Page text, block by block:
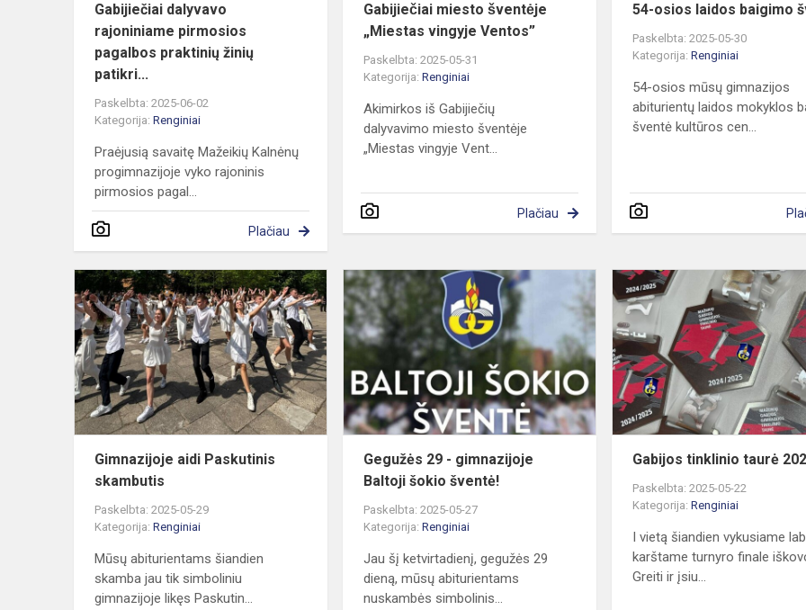
Gabijiečiai dalyvavo
rajoniniame pirmosios
pagalbos praktinių žinių
patikri...
Paskelbta: 2025-06-02
Kategorija: Renginiai
Praėjusią savaitę Mažeikių Kalnėnų
progimnazijoje vyko rajoninis
pirmosios pagal...
Plačiau
Gabijiečiai miesto šventėje
„Miestas vingyje Ventos”
Paskelbta: 2025-05-31
Kategorija:Renginiai
Akimirkos iš Gabijiečių
dalyvavimo miesto šventėje
„Miestas vingyje Vent...
Plačiau
54-osios laidos baigimo
Paskelbta: 2025-05-30
Kategorija:Renginiai
54-osios mūsų gimnazijos
abiturientų laidos mokyklos
šventė kultūros cen...
Gimnazijoje
aidi
Paskutinis
skambutis
Gimnazijoje aidi Paskutinis
skambutis
Paskelbta: 2025-05-29
Kategorija: Renginiai
Mūsų abiturientams šiandien
skamba jau tik simboliniu
gimnazijoje likęs Paskutin...
Gegužės
-
gimnazijoje
Baltoji
šokio
šventė!
Gegužės 29 - gimnazijoje
Baltoji šokio šventė!
Paskelbta: 2025-05-27
Kategorija:Renginiai
Jau šį ketvirtadienį, gegužės 29
dieną, mūsų abiturientams
nuskambės simbolinis...
Gabijos tinklinio taurė
Paskelbta: 2025-05-22
Kategorija:Renginiai
I vietą šiandien vykusiame
karštame turnyro finale
Greiti ir įsiu...